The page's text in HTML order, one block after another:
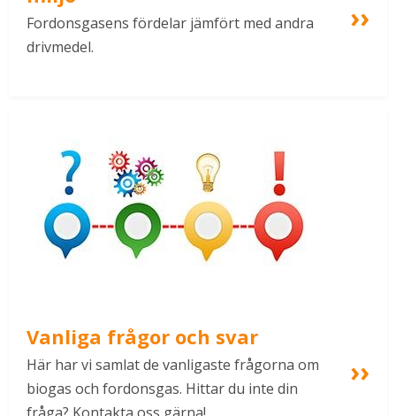
Fordonsgasens fördelar jämfört med andra
drivmedel.
Vanliga frågor och svar
Här har vi samlat de vanligaste frågorna om
biogas och fordonsgas. Hittar du inte din